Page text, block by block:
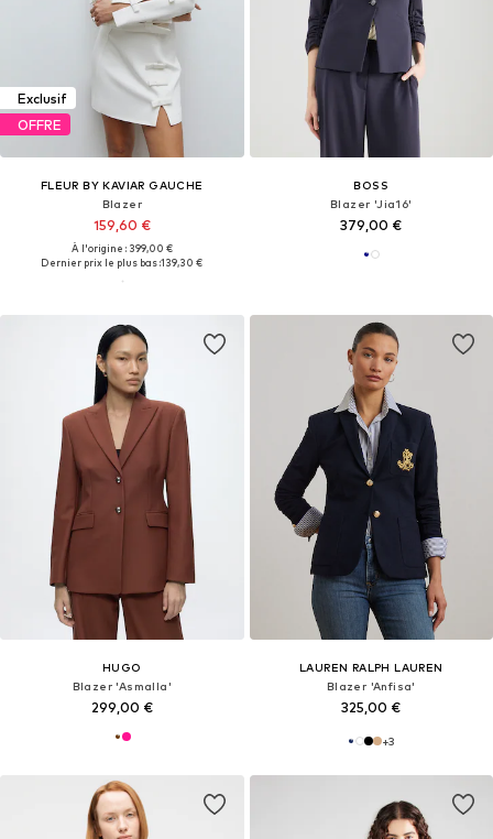
Exclusif
OFFRE
FLEUR BY KAVIAR GAUCHE
Blazer
159,60 €
À l'origine : 399,00 €
Dernier prix le plus bas :139,30 €
BOSS
Blazer 'Jia16'
379,00 €
HUGO
Blazer 'Asmalla'
299,00 €
LAUREN RALPH LAUREN
Blazer 'Anfisa'
325,00 €
+3